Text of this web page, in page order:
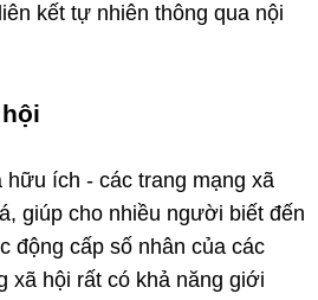
kết tự nhiên thông qua nội
hữu ích - các trang mạng xã
giúp cho nhiều người biết đến
động cấp số nhân của các
xã hội rất có khả năng giới